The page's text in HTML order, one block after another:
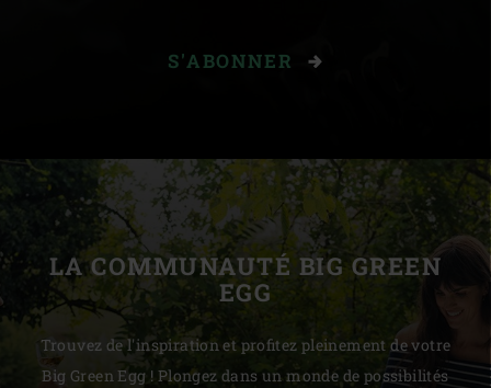
S'ABONNER
LA COMMUNAUTÉ BIG GREEN
EGG
Trouvez de l'inspiration et profitez pleinement de votre
Big Green Egg ! Plongez dans un monde de possibilités